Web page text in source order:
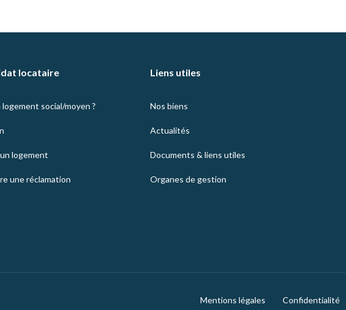
locataire
social/moyen ?
logement
une réclamation
Liens utiles
Nos biens
Actualités
Documents & liens utiles
Organes de gestion
Mentions légales Confidentialité